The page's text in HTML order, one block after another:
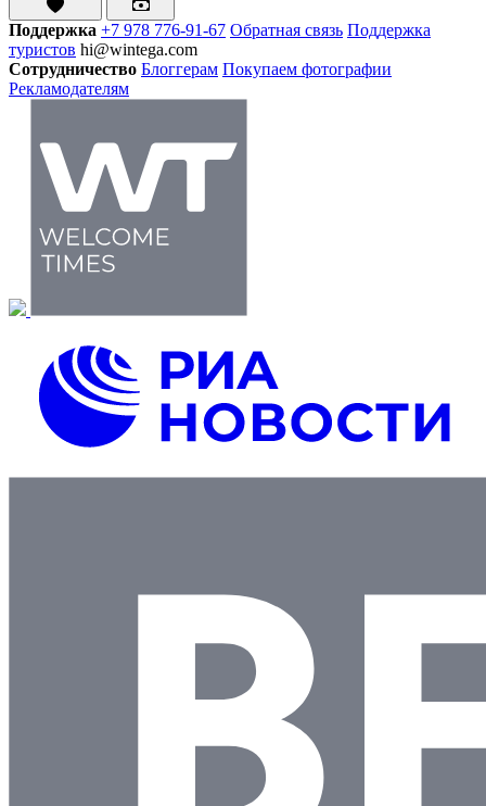
Поддержка +7 978 776-91-67 Обратная связь Поддержка
туристов hi@wintega.com
Сотрудничество Блоггерам Покупаем фотографии
Рекламодателям